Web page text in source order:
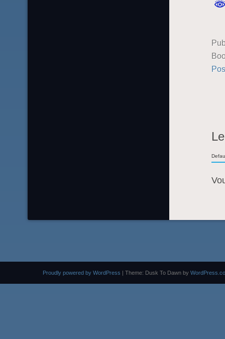
Proudly powered by WordPress | Theme: Dusk To Dawn by